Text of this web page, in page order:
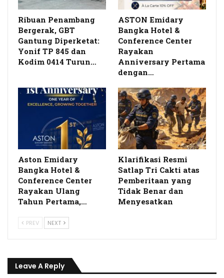
Ribuan Penambang
Bergerak, GBT
Gantung Diperketat:
Yonif TP 845 dan
Kodim 0414 Turun…
ASTON Emidary
Bangka Hotel &
Conference Center
Rayakan
Anniversary Pertama
dengan…
Aston Emidary
Bangka Hotel &
Conference Center
Rayakan Ulang
Tahun Pertama,…
Klarifikasi Resmi
Satlap Tri Cakti atas
Pemberitaan yang
Tidak Benar dan
Menyesatkan
PREV NEXT
Leave A Reply